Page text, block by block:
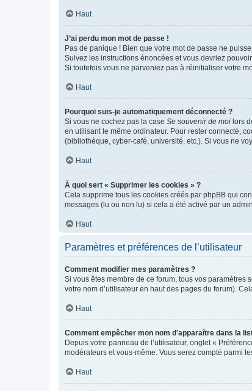
Haut
J’ai perdu mon mot de passe !
Pas de panique ! Bien que votre mot de passe ne
Suivez les instructions énoncées et vous devriez
Si toutefois vous ne parveniez pas à réinitialiser votre
Haut
Pourquoi suis-je automatiquement déconnecté ?
Si vous ne cochez pas la case Se souvenir de moi lors
en utilisant le même ordinateur. Pour rester connecté,
(bibliothèque, cyber-café, université, etc.). Si vous ne
Haut
À quoi sert « Supprimer les cookies » ?
Cela supprime tous les cookies créés par phpBB qui
messages (lu ou non lu) si cela a été activé par un
Haut
Paramètres et préférences de l’utilisateur
Comment modifier mes paramètres ?
Si vous êtes membre de ce forum, tous vos paramètres
votre nom d’utilisateur en haut des pages du forum).
Haut
Comment empêcher mon nom d’apparaître dans la
Depuis votre panneau de l’utilisateur, onglet «
modérateurs et vous-même. Vous serez compté parmi
Haut